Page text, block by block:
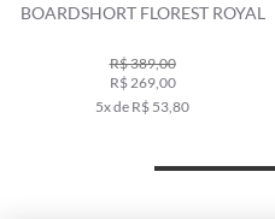
BOARDSHORT FLOREST ROYAL
R$ 389,00
R$ 269,00
5x de R$ 53,80